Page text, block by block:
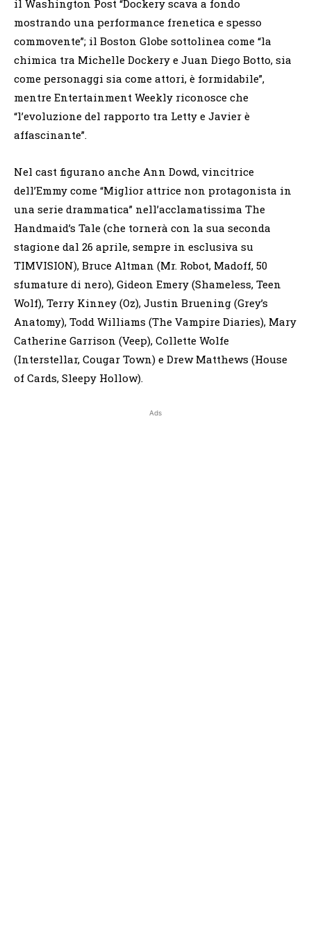
il Washington Post “Dockery scava a fondo
mostrando una performance frenetica e spesso
commovente”; il Boston Globe sottolinea come “la
chimica tra Michelle Dockery e Juan Diego Botto, sia
come personaggi sia come attori, è formidabile”,
mentre Entertainment Weekly riconosce che
“l’evoluzione del rapporto tra Letty e Javier è
affascinante”.
Nel cast figurano anche Ann Dowd, vincitrice
dell’Emmy come “Miglior attrice non protagonista in
una serie drammatica” nell’acclamatissima The
Handmaid’s Tale (che tornerà con la sua seconda
stagione dal 26 aprile, sempre in esclusiva su
TIMVISION), Bruce Altman (Mr. Robot, Madoff, 50
sfumature di nero), Gideon Emery (Shameless, Teen
Wolf), Terry Kinney (Oz), Justin Bruening (Grey’s
Anatomy), Todd Williams (The Vampire Diaries), Mary
Catherine Garrison (Veep), Collette Wolfe
(Interstellar, Cougar Town) e Drew Matthews (House
of Cards, Sleepy Hollow).
Ads